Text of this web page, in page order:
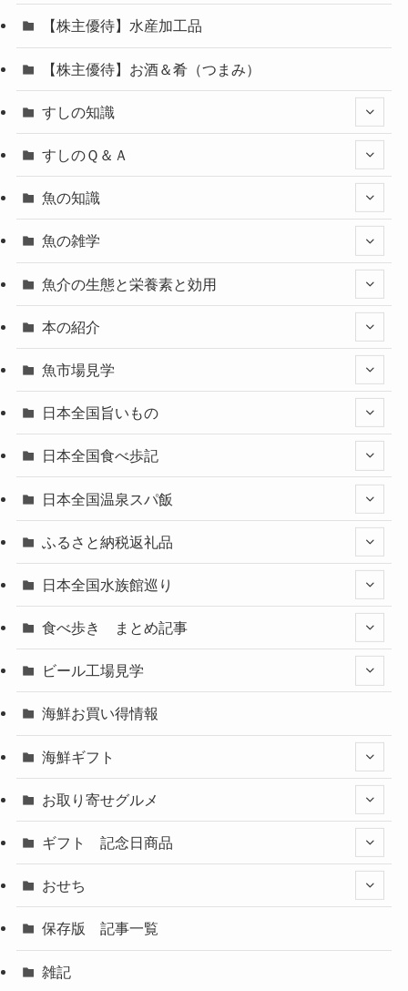
【株主優待】水産加工品
【株主優待】お酒＆肴（つまみ）
すしの知識
すしのＱ＆Ａ
魚の知識
魚の雑学
魚介の生態と栄養素と効用
本の紹介
魚市場見学
日本全国旨いもの
日本全国食べ歩記
日本全国温泉スパ飯
ふるさと納税返礼品
日本全国水族館巡り
食べ歩き まとめ記事
ビール工場見学
海鮮お買い得情報
海鮮ギフト
お取り寄せグルメ
ギフト 記念日商品
おせち
保存版 記事一覧
雑記